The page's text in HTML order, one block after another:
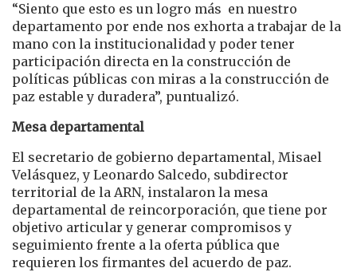
“Siento que esto es un logro más en nuestro
departamento por ende nos exhorta a trabajar de la
mano con la institucionalidad y poder tener
participación directa en la construcción de
políticas públicas con miras a la construcción de
paz estable y duradera”, puntualizó.
Mesa departamental
El secretario de gobierno departamental, Misael
Velásquez, y Leonardo Salcedo, subdirector
territorial de la ARN, instalaron la mesa
departamental de reincorporación, que tiene por
objetivo articular y generar compromisos y
seguimiento frente a la oferta pública que
requieren los firmantes del acuerdo de paz.